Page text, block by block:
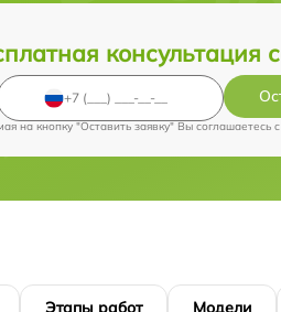
консультация
на кнопку "Оставить заявку" Вы соглашаетесь c
Этапы работ Модели